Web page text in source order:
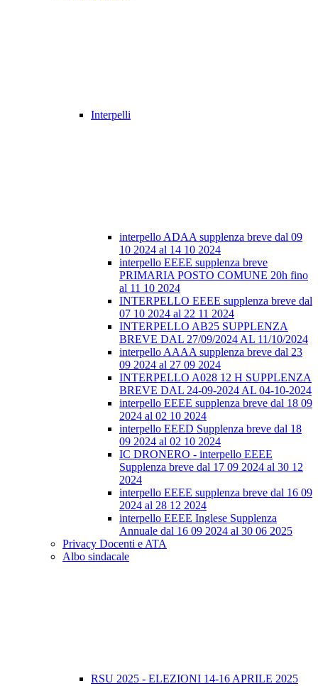
Interpelli
interpello ADAA supplenza breve dal 09
10 2024 al 14 10 2024
interpello EEEE supplenza breve
PRIMARIA POSTO COMUNE 20h fino
al 11 10 2024
INTERPELLO EEEE supplenza breve dal
07 10 2024 al 22 11 2024
INTERPELLO AB25 SUPPLENZA
BREVE DAL 27/09/2024 AL 11/10/2024
interpello AAAA supplenza breve dal 23
09 2024 al 27 09 2024
INTERPELLO A028 12 H SUPPLENZA
BREVE DAL 24-09-2024 AL 04-10-2024
interpello EEEE supplenza breve dal 18 09
2024 al 02 10 2024
interpello EEED Supplenza breve dal 18
09 2024 al 02 10 2024
IC DRONERO - interpello EEEE
Supplenza breve dal 17 09 2024 al 30 12
2024
interpello EEEE supplenza breve dal 16 09
2024 al 28 12 2024
interpello EEEE Inglese Supplenza
Annuale dal 16 09 2024 al 30 06 2025
Privacy Docenti e ATA
Albo sindacale
RSU 2025 - ELEZIONI 14-16 APRILE 2025